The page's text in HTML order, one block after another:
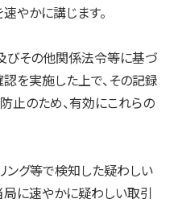
やかに講じます。
びその他関係法令等に基づ
を実施した上で、その記録
止のため、有効にこれらの
ング等で検知した疑わしい
に速やかに疑わしい取引